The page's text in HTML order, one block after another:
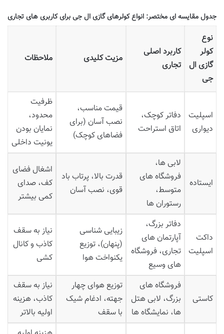
جدول مقایسه ای مختصر: انواع کولرهای گازی ال جی برای کاربری های تجاری
نوع
کولر
گازی ال
جی
کاربرد اصلی
تجاری
مزیت کلیدی ملاحظات
اسپلیت
دیواری
دفاتر کوچک،
اتاق استراحت
قیمت مناسب،
نصب آسان (برای
فضاهای کوچک)
ظرفیت
محدود،
نمایان بودن
یونیت داخلی
ایستاده
لابی ها،
فروشگاه های
متوسط،
رستوران ها
قدرت بالا، پرتاب باد
قوی، نصب آسان
اشغال فضای
کف، صدای
کمی بیشتر
داکت
اسپلیت
دفاتر بزرگ،
آپارتمان های
تجاری، فروشگاه
های وسیع
زیبایی شناسی
(پنهان)، توزیع
یکنواخت هوا
نیاز به سقف
کاذب و کانال
کشی
کاستی
فروشگاه های
بزرگ، لابی هتل
ها، نمایشگاه ها
توزیع هوای چهار
جهته، ادغام شیک
با سقف
نیاز به سقف
کاذب، هزینه
اولیه بالاتر